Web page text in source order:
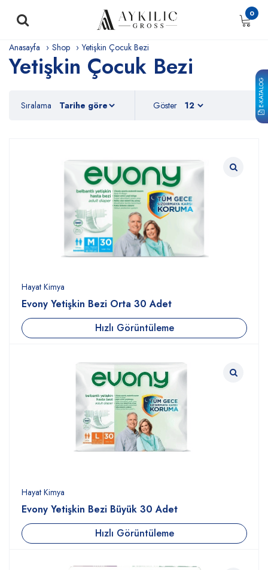
E-KATALOG
0
Anasayfa Shop Yetişkin Çocuk Bezi
Yetişkin Çocuk Bezi
Sıralama Göster
Hayat Kimya
Evony Yetişkin Bezi Orta 30 Adet
Hızlı Görüntüleme
Hayat Kimya
Evony Yetişkin Bezi Büyük 30 Adet
Hızlı Görüntüleme